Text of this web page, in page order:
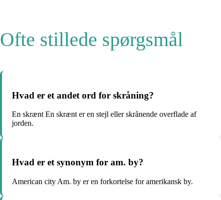
Ofte stillede spørgsmål
Hvad er et andet ord for skråning?
En skrænt En skrænt er en stejl eller skrånende overflade af
jorden.
Hvad er et synonym for am. by?
American city Am. by er en forkortelse for amerikansk by.